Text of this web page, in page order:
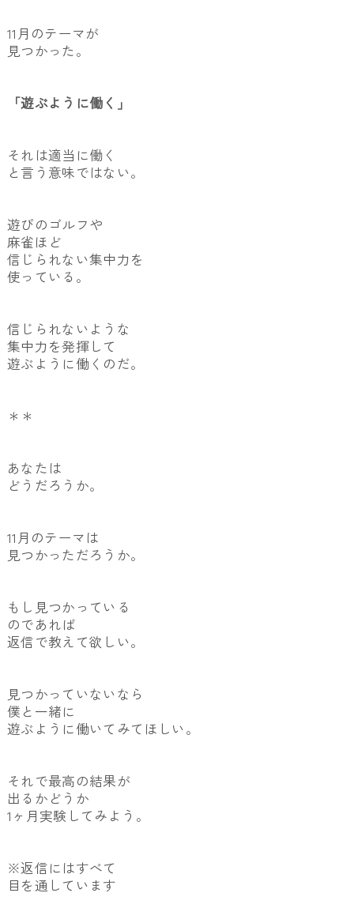
11月のテーマが
見つかった。
「遊ぶように働く」
それは適当に働く
と言う意味ではない。
遊びのゴルフや
麻雀ほど
信じられない集中力を
使っている。
信じられないような
集中力を発揮して
遊ぶように働くのだ。
＊＊
あなたは
どうだろうか。
11月のテーマは
見つかっただろうか。
もし見つかっている
のであれば
返信で教えて欲しい。
見つかっていないなら
僕と一緒に
遊ぶように働いてみてほしい。
それで最高の結果が
出るかどうか
1ヶ月実験してみよう。
※返信にはすべて
目を通しています